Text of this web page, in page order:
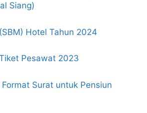
Siang)
Hotel Tahun 2024
Pesawat 2023
Surat untuk Pensiun